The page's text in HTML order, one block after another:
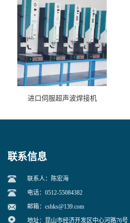
进口伺服超声波焊接机
联系信息
联系人：陈宏海
电话：0512-55084382
邮箱： cshks@139.com
地址：昆山市经济开发区中心河路76号